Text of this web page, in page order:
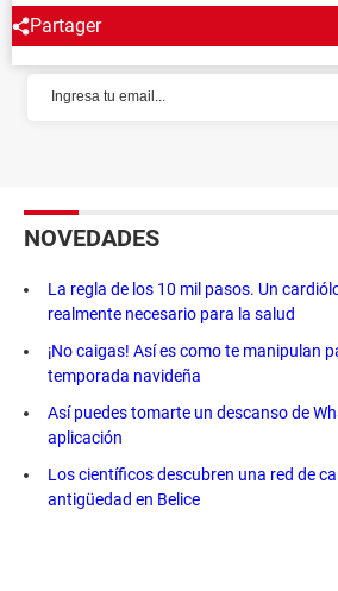
Partager
NEWSLETTER
NOVEDADES
La regla de los 10 mil pasos. Un
realmente necesario para la salud
¡No caigas! Así es como te manipulan
temporada navideña
Así puedes tomarte un descanso de
aplicación
Los científicos descubren una red de
antigüedad en Belice